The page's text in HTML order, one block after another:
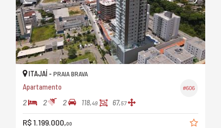
#606
ITAJAÍ - PRAIA BRAVA
Apartamento
2 2 2 118,49 67,57
R$ 1.199.000,00